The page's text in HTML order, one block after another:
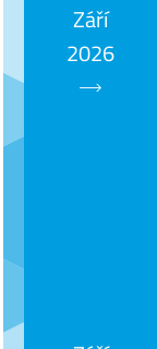
Září
2026